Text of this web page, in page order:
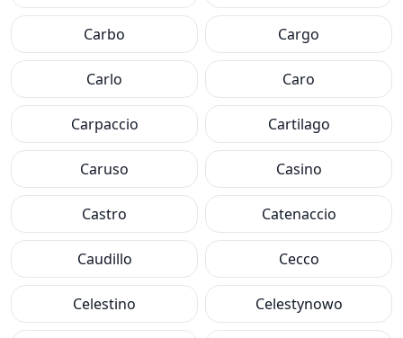
Carbo Cargo
Carlo Caro
Carpaccio Cartilago
Caruso Casino
Castro Catenaccio
Caudillo Cecco
Celestino Celestynowo